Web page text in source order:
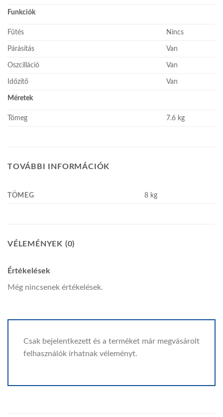
Funkciók
Fűtés Nincs
Párásítás Van
Oszcilláció Van
Időzítő Van
Méretek
Tömeg 7.6 kg
TOVÁBBI INFORMÁCIÓK
TÖMEG 8 kg
VÉLEMÉNYEK (0)
Értékelések
Még nincsenek értékelések.
Csak bejelentkezett és a terméket már megvásárolt
felhasználók írhatnak véleményt.